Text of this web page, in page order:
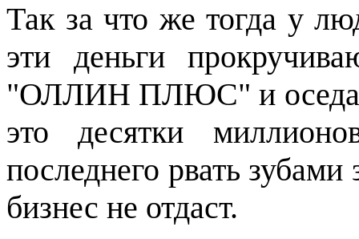
Так за что же тогда у
эти деньги
"ОЛЛИН ПЛЮС" и
это десятки
последнего рвать
бизнес не отдаст.